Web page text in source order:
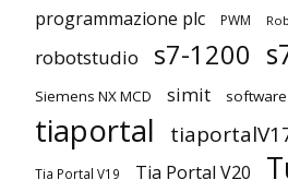
programmazione plc PWM
robotstudio s7-1200
Siemens NX MCD simit software
tiaportal
Tia Portal V19 Tia Portal V20